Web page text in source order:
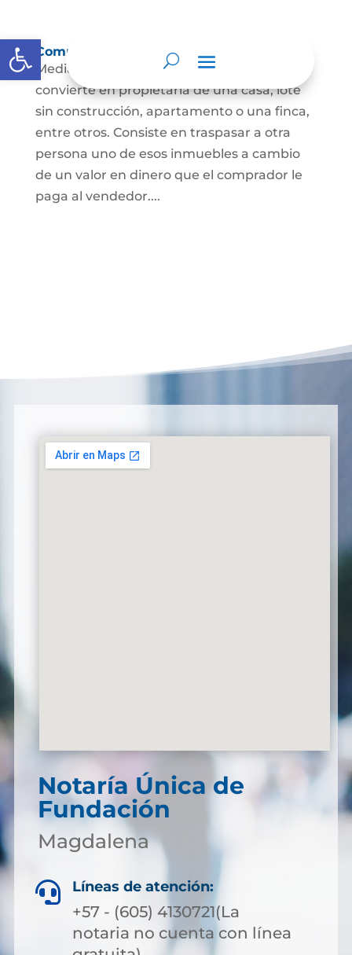
Abrir barra de herramientas
Compraventa de inmuebles
Mediante este contrato, una persona se
convierte en propietaria de una casa, lote
sin construcción, apartamento o una finca,
entre otros. Consiste en traspasar a otra
persona uno de esos inmuebles a cambio
de un valor en dinero que el comprador le
paga al vendedor....
Notaría Única de
Fundación
Magdalena
 Líneas de atención:
+57 - (605) 4130721(La
notaria no cuenta con línea